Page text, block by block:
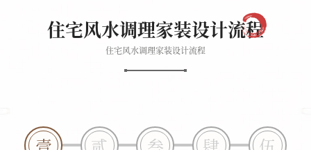
住宅风水调理家装设计流程
住宅风水调理家装设计流程
壹 贰 叁 肆 伍